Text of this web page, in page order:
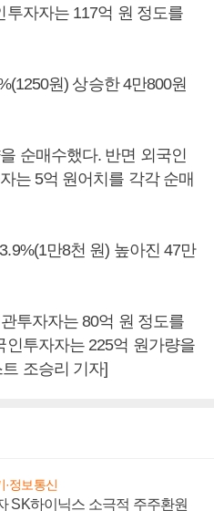
자자는 117억 원 정도를
원) 상승한 4만800원
순매수했다. 반면 외국인
는 5억 원어치를 각각 순매
만8천 원) 높아진 47만
투자자는 80억 원 정도를
투자자는 225억 원가량을
조승리 기자]
·정보통신
SK하이닉스 소극적 주주환원